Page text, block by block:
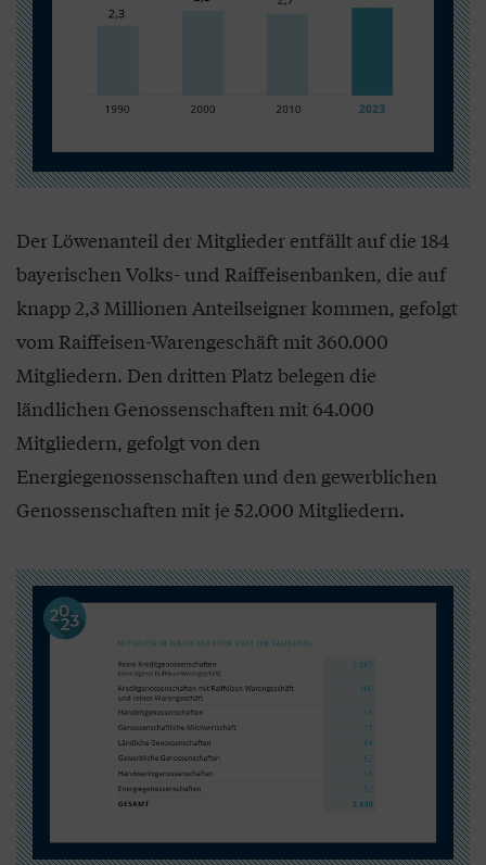
Der Löwenanteil der Mitglieder entfällt auf die 184
bayerischen Volks- und Raiffeisenbanken, die auf
knapp 2,3 Millionen Anteilseigner kommen, gefolgt
vom Raiffeisen-Warengeschäft mit 360.000
Mitgliedern. Den dritten Platz belegen die
ländlichen Genossenschaften mit 64.000
Mitgliedern, gefolgt von den
Energiegenossenschaften und den gewerblichen
Genossenschaften mit je 52.000 Mitgliedern.